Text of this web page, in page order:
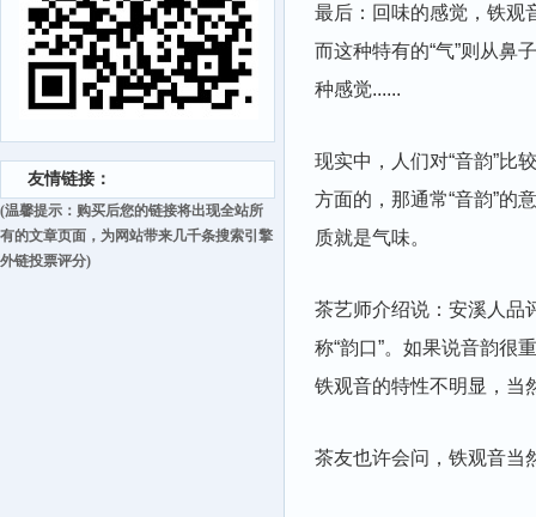
友情链接：
(温馨提示：购买后您的链接将出现全站所
有的文章页面，为网站带来几千条搜索引擎
外链投票评分)
最后：回味的感觉，铁观
而这种特有的“气”则从鼻
种感觉......
现实中，人们对“音韵”比
方面的，那通常“音韵”的
质就是气味。
茶艺师介绍说：安溪人品
称“韵口”。如果说音韵很
铁观音的特性不明显，当
茶友也许会问，铁观音当